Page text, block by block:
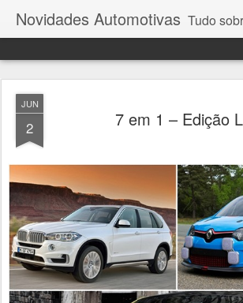
Novidades Automotivas Tudo sobre
JUN
2 7 em 1 – Edição